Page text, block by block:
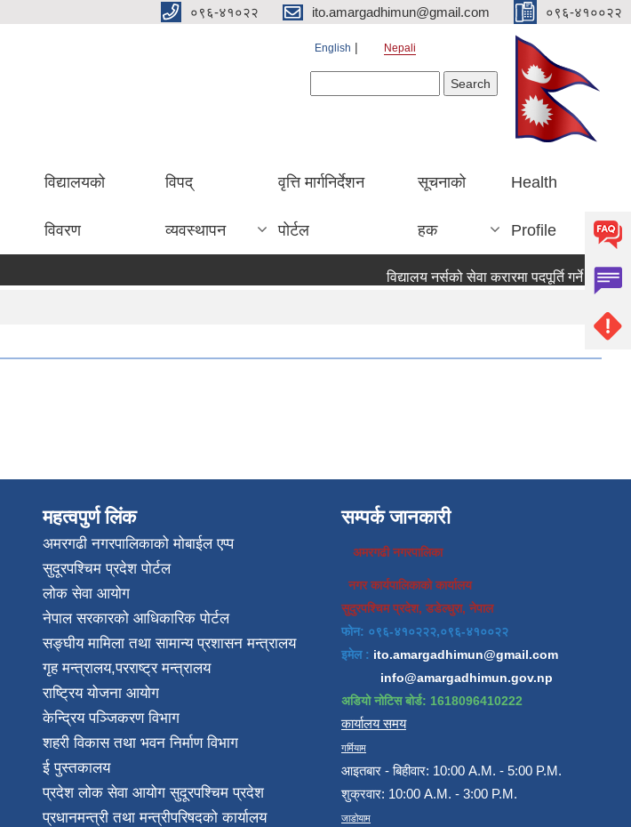
०९६-४१०२२ ito.amargadhimun@gmail.com ०९६-४१००२२
English Nepali
विद्यालयको
विवरण
विपद्
व्यवस्थापन
वृत्ति मार्गनिर्देशन
पोर्टल
सूचनाको
हक
Health
Profile
विद्यालय नर्सको सेवा करारमा पदपूर्ति गर्ने सम्वन्धी
महत्वपुर्ण लिंक
अमरगढी नगरपालिकाको मोबाईल एप्प
सुदूरपश्चिम प्रदेश पोर्टल
लोक सेवा आयोग
नेपाल सरकारको आधिकारिक पोर्टल
सङ्घीय मामिला तथा सामान्य प्रशासन मन्त्रालय
गृह मन्त्रालय,परराष्ट्र मन्त्रालय
राष्ट्रिय योजना आयोग
केन्द्रिय पञ्जिकरण विभाग
शहरी विकास तथा भवन निर्माण विभाग
ई पुस्तकालय
प्रदेश लोक सेवा आयोग सुदूरपश्चिम प्रदेश
प्रधानमन्त्री तथा मन्त्रीपरिषदको कार्यालय
सम्पर्क जानकारी
अमरगढी नगरपालिका
नगर कार्यपालिकाको कार्यालय
सुदुरपश्चिम प्रदेश, डडेल्धुरा, नेपाल
फोन: ०९६-४१०२२२,०९६-४१००२२
इमेल : ito.amargadhimun@gmail.com
info@amargadhimun.gov.np
अडियो नोटिस बोर्ड: 1618096410222
कार्यालय समय
गर्मियाम
आइतबार - बिहीवार: 10:00 A.M. - 5:00 P.M.
शुक्रवार: 10:00 A.M. - 3:00 P.M.
जाडोयाम